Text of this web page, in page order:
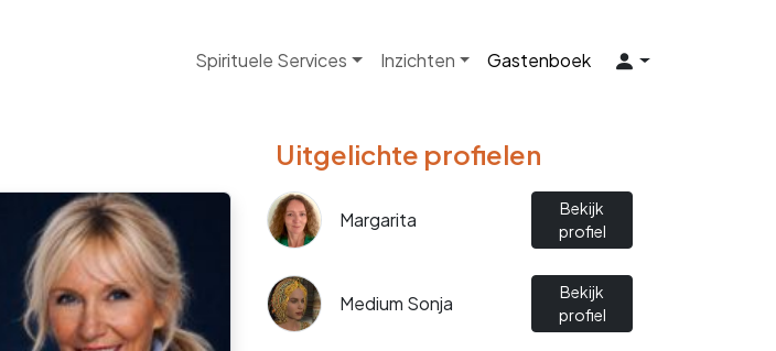
Spirituele Services Inzichten Gastenboek
Uitgelichte profielen
Margarita
Bekijk
profiel
Medium Sonja
Bekijk
profiel